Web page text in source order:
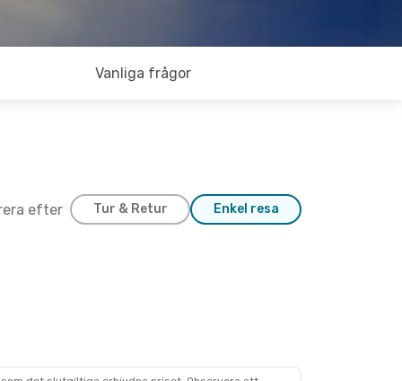
Vanliga frågor
efter Tur & Retur Enkel resa